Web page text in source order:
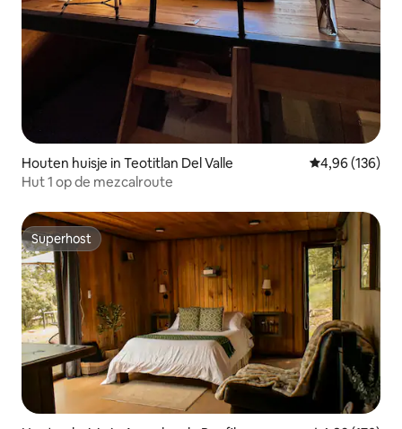
Houten huisje in Teotitlan Del Valle Gemiddelde
4,96 (136)
Hut 1 op de mezcalroute
Superhost
Superhost